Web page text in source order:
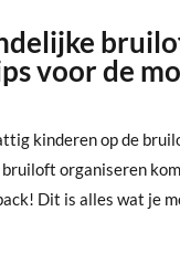
voor de
kinderen op de
organiseren
Dit is alles wat je